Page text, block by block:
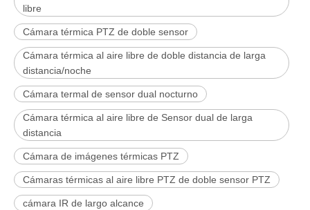
libre
Cámara térmica PTZ de doble sensor
Cámara térmica al aire libre de doble distancia de larga
distancia/noche
Cámara termal de sensor dual nocturno
Cámara térmica al aire libre de Sensor dual de larga
distancia
Cámara de imágenes térmicas PTZ
Cámaras térmicas al aire libre PTZ de doble sensor PTZ
cámara IR de largo alcance